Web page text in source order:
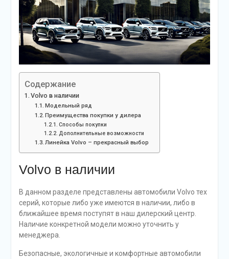
Содержание
Volvo в наличии
Модельный ряд
Преимущества покупки у дилера
Способы покупки
Дополнительные возможности
Линейка Volvo – прекрасный выбор
Volvo в наличии
В данном разделе представлены автомобили Volvo тех
серий, которые либо уже имеются в наличии, либо в
ближайшее время поступят в наш дилерский центр.
Наличие конкретной модели можно уточнить у
менеджера.
Безопасные, экологичные и комфортные автомобили